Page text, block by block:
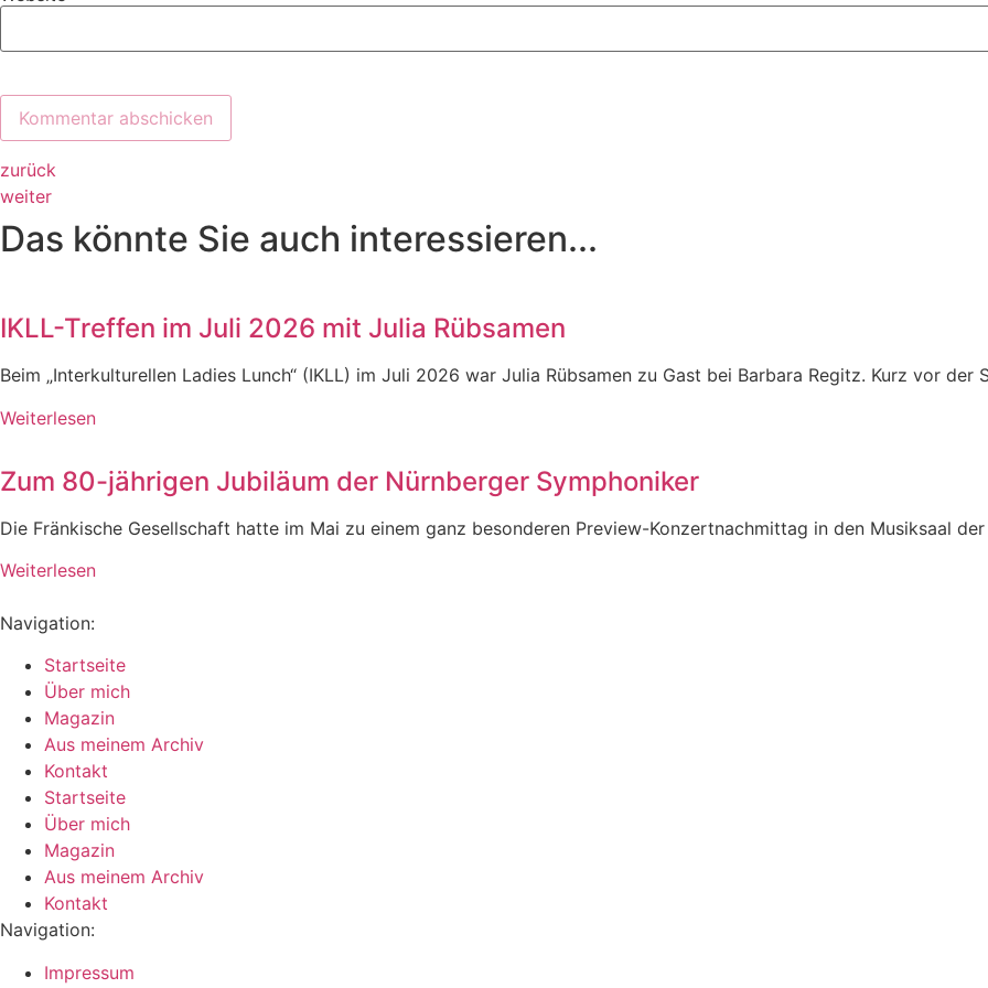
zurück
weiter
Das könnte Sie auch interessieren...
IKLL-Treffen im Juli 2026 mit Julia Rübsamen
Beim „Interkulturellen Ladies Lunch“ (IKLL) im Juli 2026 war Julia Rübsamen zu Gast bei Barbara Regitz. Kurz vor der
Weiterlesen
Zum 80-jährigen Jubiläum der Nürnberger Symphoniker
Die Fränkische Gesellschaft hatte im Mai zu einem ganz besonderen Preview-Konzertnachmittag in den Musiksaal
Weiterlesen
Navigation:
Startseite
Über mich
Magazin
Aus meinem Archiv
Kontakt
Startseite
Über mich
Magazin
Aus meinem Archiv
Kontakt
Navigation:
Impressum